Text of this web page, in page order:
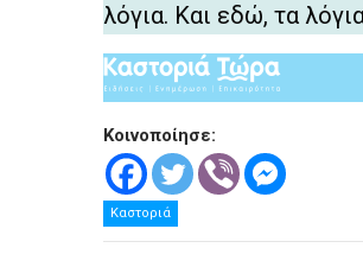
λόγια. Και εδώ, τα
Κοινοποίησε:
Καστοριά